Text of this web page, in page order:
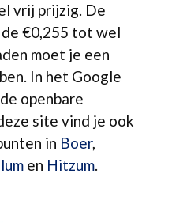
vrij prijzig. De
€0,255 tot wel
moet je een
In het Google
openbare
site vind je ook
in Boer,
en Hitzum.